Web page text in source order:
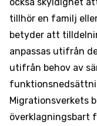
tillhör en familj
betyder att
anpassas utifrån
utifrån behov av
Migrationsverkets
överklagningsbart